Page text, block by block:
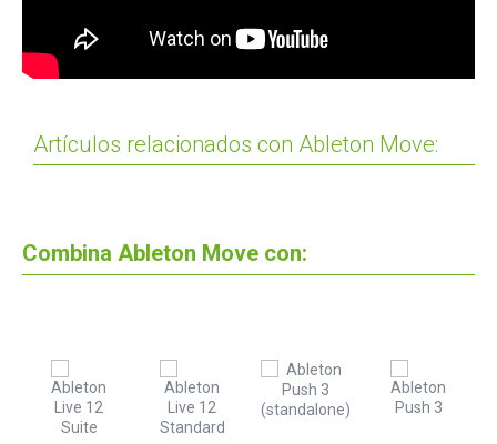
Artículos relacionados con Ableton Move:
Combina Ableton Move con: